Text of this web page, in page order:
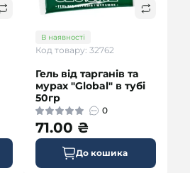
В наявності
Код товару: 32762
Гель від тарганів та
мурах "Global" в тубі
50гр
0
71.00 ₴
До кошика